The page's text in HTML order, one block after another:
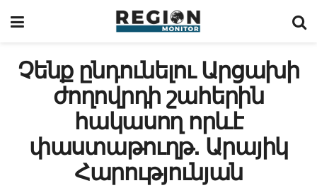
Չենք ընդունելու Արցախի
ժողովրդի շահերին
հակասող որևէ
փաստաթուղթ. Արայիկ
Հարությունյան